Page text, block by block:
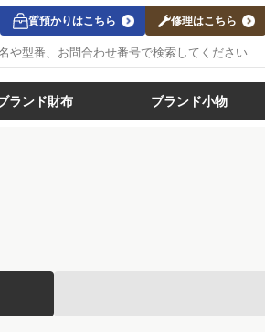
質預かりはこちら 修理はこちら
ランド財布 ブランド小物